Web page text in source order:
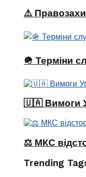
⚠️
🪖 Терміни
🇺🇦 Вимоги
⚖️ МКС
Trending